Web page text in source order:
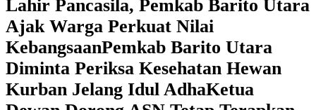
Lahir Pancasila, Pemkab Barito Utara
Ajak Warga Perkuat Nilai
KebangsaanPemkab Barito Utara
Diminta Periksa Kesehatan Hewan
Kurban Jelang Idul AdhaKetua